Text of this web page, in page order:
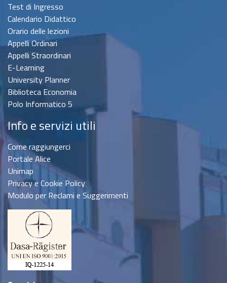
Test di Ingresso
Calendario Didattico
Orario delle lezioni
Appelli Ordinari
Appelli Straordinari
E-Learning
University Planner
Biblioteca Economia
Polo Informatico 5
Info e servizi utili
Come raggiungerci
Portale Alice
Unimap
Privacy e Cookie Policy
Modulo per Reclami e Suggerimenti